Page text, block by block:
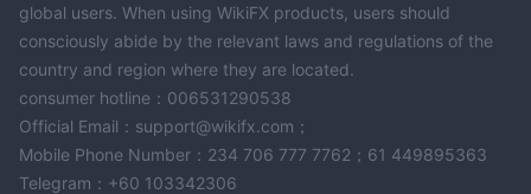
consapevoli e prestare attenzione quando si investe. Puoi
controllare la nostra piattaforma per informazioni prima di fare
trading. Se trovi tali broker fraudolenti o ne sei stato vittima,
faccelo sapere nella sezione Esposizione, lo apprezzeremmo e il
nostro team di esperti farà tutto il possibile per risolvere il
global users. When using WikiFX products, users should
consciously abide by the relevant laws and regulations of the
country and region where they are located.
consumer hotline：006531290538
Official Email：support@wikifx.com；
Mobile Phone Number：234 706 777 7762；61 449895363
Telegram：+60 103342306